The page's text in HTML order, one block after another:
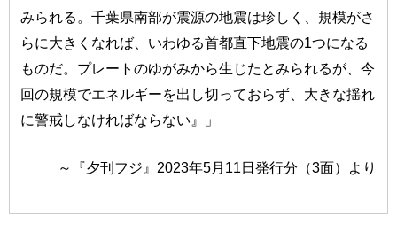
みられる。千葉県南部が震源の地震は珍しく、規模がさ
らに大きくなれば、いわゆる首都直下地震の1つになる
ものだ。プレートのゆがみから生じたとみられるが、今
回の規模でエネルギーを出し切っておらず、大きな揺れ
に警戒しなければならない』」
～『夕刊フジ』2023年5月11日発行分（3面）より